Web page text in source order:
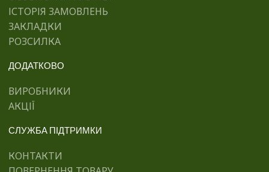
ІСТОРІЯ ЗАМОВЛЕНЬ
ЗАКЛАДКИ
РОЗСИЛКА
ДОДАТКОВО
ВИРОБНИКИ
АКЦІЇ
СЛУЖБА ПІДТРИМКИ
КОНТАКТИ